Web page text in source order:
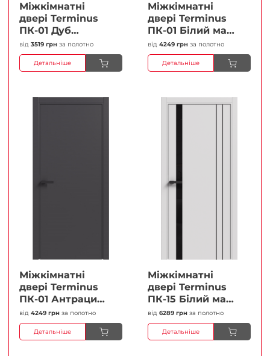
Міжкімнатні
двері Terminus
ПК-01 Дуб
античний Глухі
Плівка
від 3519 грн за полотно
Детальніше
Міжкімнатні
двері Terminus
ПК-01 Білий мат
(Термінус) Глухі
Плівка
від 4249 грн за полотно
Детальніше
Міжкімнатні
двері Terminus
ПК-01 Антрацит
(п/п) Глухі
Плівка
від 4249 грн за полотно
Детальніше
Міжкімнатні
двері Terminus
ПК-15 Білий мат
(Термінус) Чорне
скло Плівка
від 6289 грн за полотно
Детальніше